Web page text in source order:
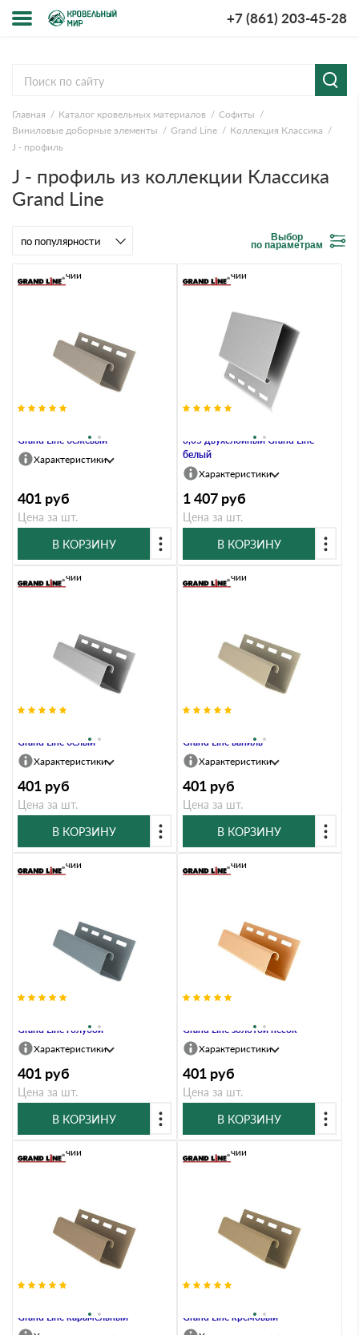
+7 (861) 203-45-28
компании
и оплата
Главная Каталог кровельных материалов
Софиты
Виниловые доборные элементы
Grand Line
Коллекция Классика
J - профиль
J - профиль из коллекции Классика
Grand Line
Выбор
по параметрам
Grand Line бежевый
В наличии
Характеристики
401 руб
Цена за шт.
В КОРЗИНУ
3,05 двухслойный Grand Line
белый
В наличии
Характеристики
1 407 руб
Цена за шт.
В КОРЗИНУ
Grand Line белый
В наличии
Характеристики
401 руб
Цена за шт.
В КОРЗИНУ
Grand Line ваниль
В наличии
Характеристики
401 руб
Цена за шт.
В КОРЗИНУ
Grand Line голубой
В наличии
Характеристики
401 руб
Цена за шт.
В КОРЗИНУ
Grand Line золотой песок
В наличии
Характеристики
401 руб
Цена за шт.
В КОРЗИНУ
Grand Line карамельный
В наличии
Grand Line кремовый
В наличии